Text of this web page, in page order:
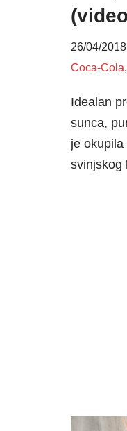
26/04/2018
Coca-Cola,
Idealan
sunca,
je